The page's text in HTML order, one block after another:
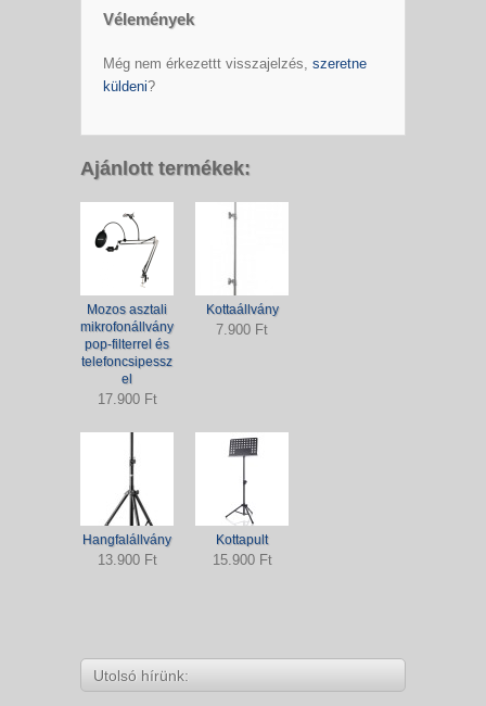
Vélemények
Még nem érkezettt visszajelzés, szeretne
küldeni?
Ajánlott termékek:
Mozos asztali
mikrofonállvány
pop-filterrel és
telefoncsipessz
el
17.900 Ft
Kottaállvány
7.900 Ft
Hangfalállvány
13.900 Ft
Kottapult
15.900 Ft
Utolsó hírünk: